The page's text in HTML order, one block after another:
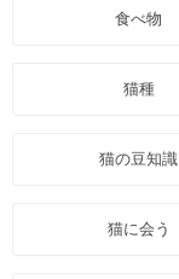
食べ物
猫種
猫の豆知識
猫に会う